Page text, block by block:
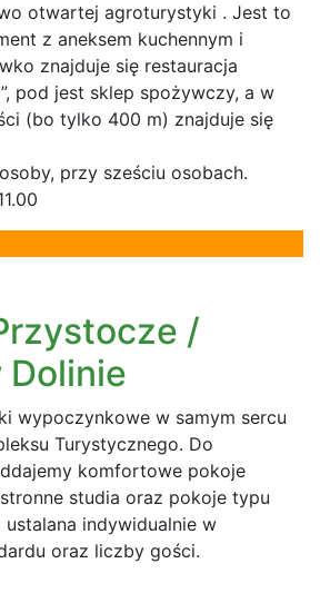
otwartej agroturystyki . Jest to
z aneksem kuchennym i
znajduje się restauracja
pod jest sklep spożywczy, a w
(bo tylko 400 m) znajduje się
przy sześciu osobach.
/
Dolinie
wypoczynkowe w samym sercu
Turystycznego. Do
komfortowe pokoje
studia oraz pokoje typu
indywidualnie w
oraz liczby gości.